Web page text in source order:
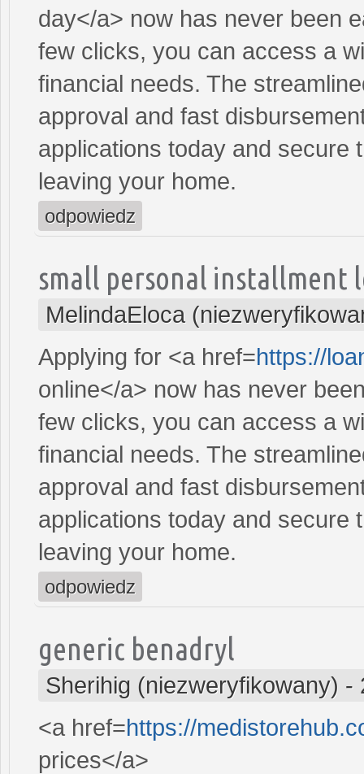
day</a> now has never been
few clicks, you can access a
financial needs. The
approval and fast
applications today and secure
leaving your home.
odpowiedz
small personal installment
MelindaEloca
Applying for <a href=https://
online</a> now has never
few clicks, you can access a
financial needs. The
approval and fast
applications today and secure
leaving your home.
odpowiedz
generic benadryl
Sherihig (niezweryfikowany) -
<a href=https://
prices</a>